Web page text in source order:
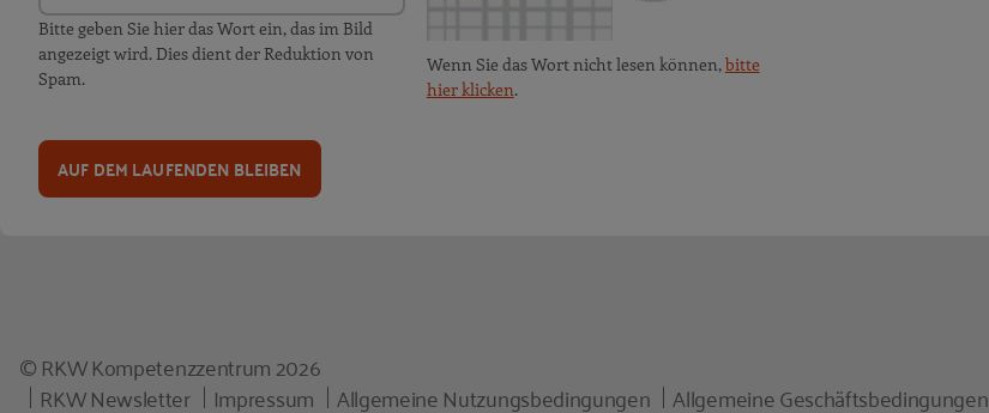
Bitte geben Sie hier das Wort ein, das im Bild
angezeigt wird. Dies dient der Reduktion von
Spam.
Wenn Sie das Wort nicht lesen können,bitte
hier klicken.
AUF DEM LAUFENDEN BLEIBEN
© RKW Kompetenzzentrum 2026
RKW Newsletter
Impressum Allgemeine Nutzungsbedingungen Allgemeine Geschäftsbedingungen